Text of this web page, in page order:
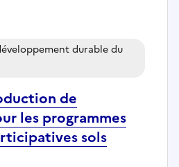
de
les programmes
sols
durable du